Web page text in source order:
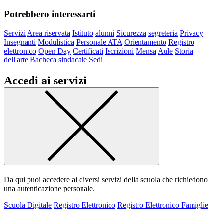
Potrebbero interessarti
Servizi Area riservata Istituto alunni Sicurezza segreteria Privacy
Insegnanti Modulistica Personale ATA Orientamento Registro
elettronico Open Day Certificati Iscrizioni Mensa Aule Storia
dell'arte Bacheca sindacale Sedi
Accedi ai servizi
Da qui puoi accedere ai diversi servizi della scuola che richiedono
una autenticazione personale.
Scuola Digitale Registro Elettronico Registro Elettronico Famiglie